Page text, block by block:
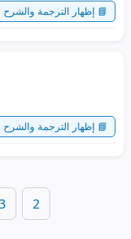
📘 إظهار الترجمة والشرح
📘 إظهار الترجمة والشرح
2